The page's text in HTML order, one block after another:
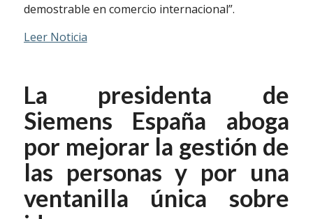
demostrable en comercio internacional”.
Leer Noticia
La presidenta de
Siemens España aboga
por mejorar la gestión de
las personas y por una
ventanilla única sobre